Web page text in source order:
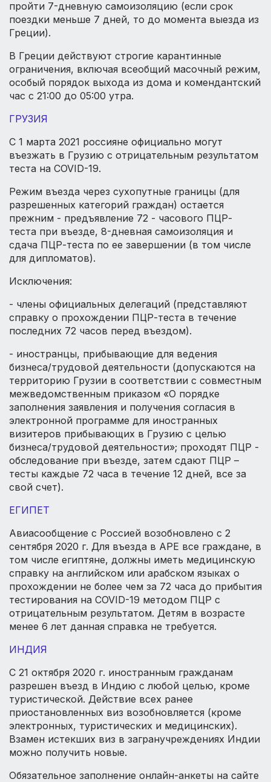
пройти 7-дневную самоизоляцию (если срок
поездки меньше 7 дней, то до момента выезда из
Греции).
В Греции действуют строгие карантинные
ограничения, включая всеобщий масочный режим,
особый порядок выхода из дома и комендантский
час с 21:00 до 05:00 утра.
ГРУЗИЯ
С 1 марта 2021 россияне официально могут
въезжать в Грузию с отрицательным результатом
теста на COVID-19.
Режим въезда через сухопутные границы (для
разрешенных категорий граждан) остается
прежним - предъявление 72 - часового ПЦР-
теста при въезде, 8-дневная самоизоляция и
сдача ПЦР-теста по ее завершении (в том числе
для дипломатов).
Исключения:
- члены официальных делегаций (представляют
справку о прохождении ПЦР-теста в течение
последних 72 часов перед въездом).
- иностранцы, прибывающие для ведения
бизнеса/трудовой деятельности (допускаются на
территорию Грузии в соответствии с совместным
межведомственным приказом «О порядке
заполнения заявления и получения согласия в
электронной программе для иностранных
визитеров прибывающих в Грузию с целью
бизнеса/трудовой деятельности»; проходят ПЦР -
обследование при въезде, затем сдают ПЦР –
тесты каждые 72 часа в течение 12 дней, все за
свой счет).
ЕГИПЕТ
Авиасообщение с Россией возобновлено с 2
сентября 2020 г. Для въезда в АРЕ все граждане, в
том числе египтяне, должны иметь медицинскую
справку на английском или арабском языках о
прохождении не более чем за 72 часа до прибытия
тестирования на COVID-19 методом ПЦР с
отрицательным результатом. Детям в возрасте
менее 6 лет данная справка не требуется.
ИНДИЯ
С 21 октября 2020 г. иностранным гражданам
разрешен въезд в Индию с любой целью, кроме
туристической. Действие всех ранее
приостановленных виз возобновляется (кроме
электронных, туристических и медицинских).
Взамен истекших виз в загранучреждениях Индии
можно получить новые.
Обязательное заполнение онлайн-анкеты на сайте